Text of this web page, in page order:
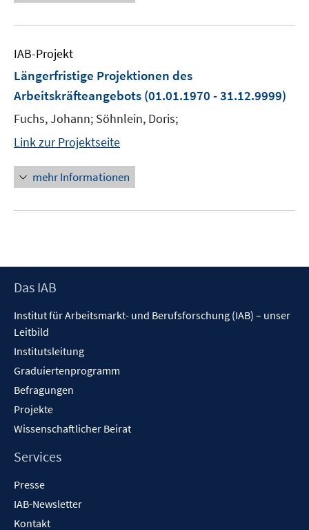
IAB-Projekt
Längerfristige Projektionen des
Arbeitskräfteangebots (01.01.1970 - 31.12.9999)
Fuchs, Johann; Söhnlein, Doris;
Link zur Projektseite
mehr Informationen
Footer
Das IAB
Institut für Arbeitsmarkt- und Berufsforschung (IAB) – unser
Leitbild
Institutsleitung
Graduiertenprogramm
Befragungen
Projekte
Wissenschaftlicher Beirat
Services
Presse
IAB-Newsletter
Kontakt